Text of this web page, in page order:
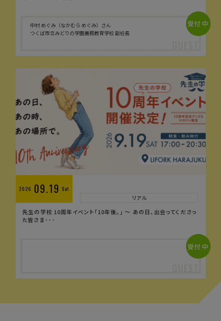
中村 めぐみ（なかむら めぐみ）さん
つくば市立みどりの学園義務教育学校 副校長
受付中
2026 09.19 Sat
リアル
先生の学校 10周年イベント「10年後。」 〜 あの日、出会ってくださっ
た皆さま･･･
受付中